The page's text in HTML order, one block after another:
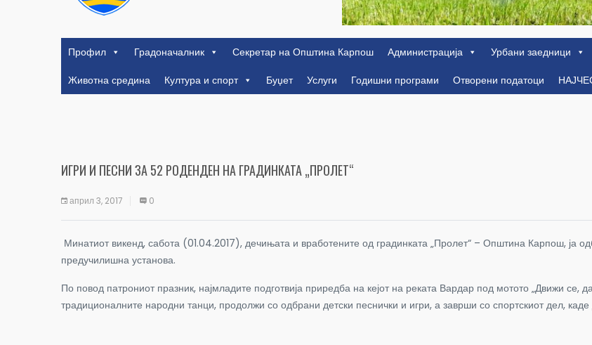
Профил Градоначалник Секретар на Општина Карпош Администрација Урбани заедници
Животна средина
Култура и спорт Буџет Услуги Годишни програми Отворени податоци
ИГРИ И ПЕСНИ ЗА 52 РОДЕНДЕН НА ГРАДИНКАТА „ПРОЛЕТ“
април 3, 2017 0
Минатиот викенд, сабота (01.04.2017), дечињата и вработените од градинката „Пролет“ – Општина Карпош, ја
предучилишна установа.
По повод патрониот празник, најмладите подготвија приредба на кејот на реката Вардар под мотото „Движи
традиционалните народни танци, продолжи со одбрани детски песнички и игри, а заврши со спортскиот дел,